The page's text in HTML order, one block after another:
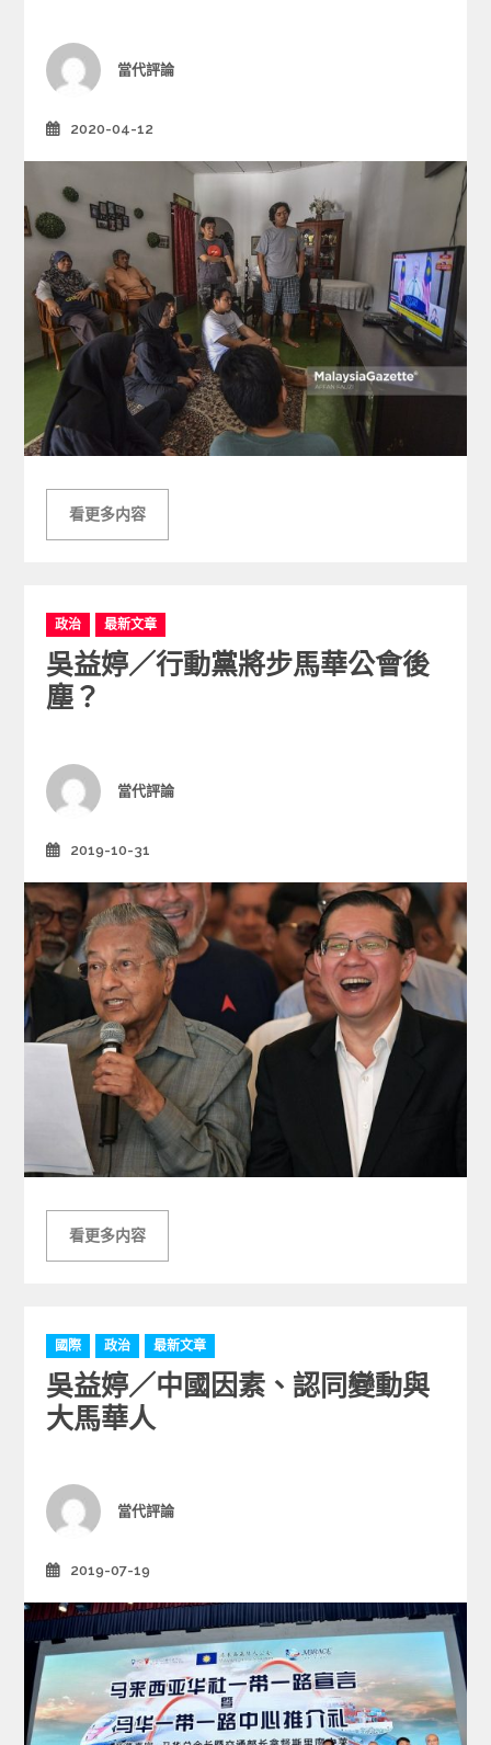
i
e
Author
當代評論
2020-04-12
看更多内容
C
a
t
e
g
i
e
政治 最新文章
吳益婷／行動黨將步馬華公會後
塵？
Author
當代評論
2019-10-31
看更多内容
C
a
t
e
g
i
e
國際 政治 最新文章
吳益婷／中國因素、認同變動與
大馬華人
Author
當代評論
2019-07-19